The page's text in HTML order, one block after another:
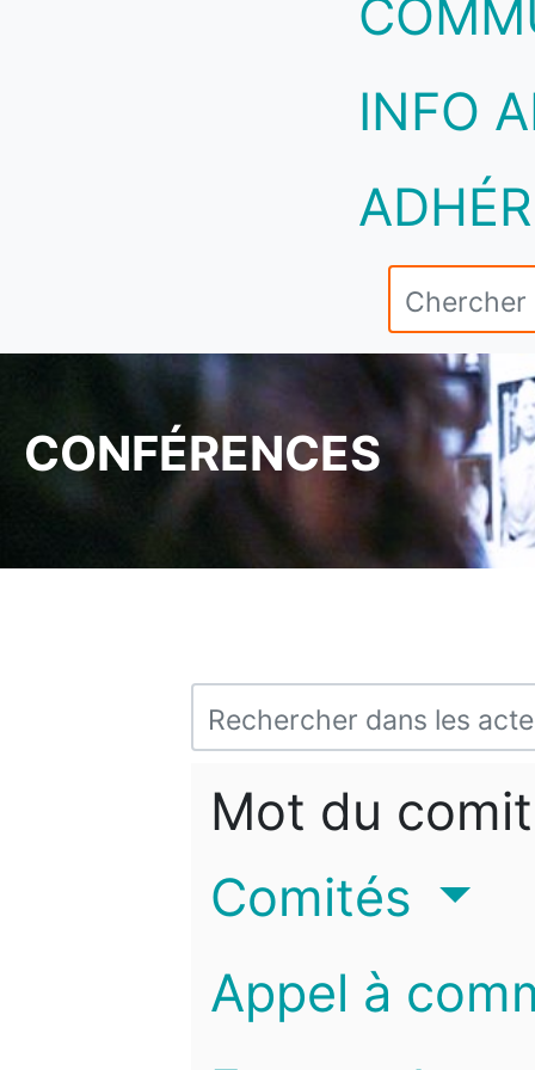
INFO
CONFÉRENCES
Mot du
Comités
Appel à